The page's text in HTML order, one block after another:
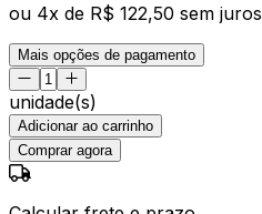
ou 4x de R$ 122,50 sem juros
Mais opções de pagamento
unidade(s)
Adicionar ao carrinho
Comprar agora